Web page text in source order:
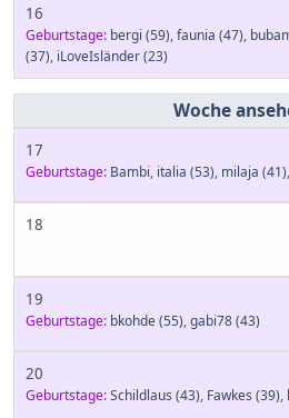
16
Geburtstage: bergi (59),faunia (47),
(37), iLoveIsländer(23)
17
Geburtstage: Bambi, italia (53), milaja (41),
18
19
Geburtstage: bkohde(55),gabi78(43)
20
Geburtstage:Schildlaus (43), Fawkes (39),